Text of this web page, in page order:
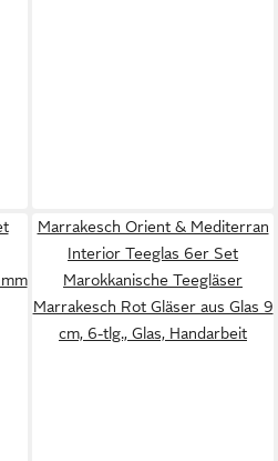
Marrakesch Orient & Mediterran
Interior Teeglas 6er Set
Marokkanische Teegläser
Marrakesch Rot Gläser aus Glas 9
cm, 6-tlg., Glas, Handarbeit